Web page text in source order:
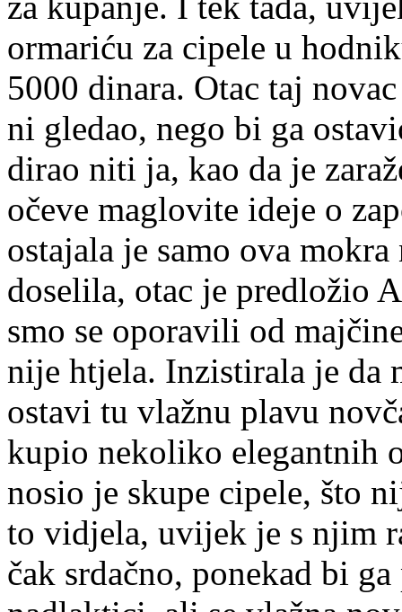
ormariću za cipele u
5000 dinara. Otac taj
ni gledao, nego bi ga
dirao niti ja, kao da je
očeve maglovite ideje o
ostajala je samo ova
doselila, otac je predložio
smo se oporavili od
nije htjela. Inzistirala je da
ostavi tu vlažnu plavu
kupio nekoliko elegantnih
nosio je skupe cipele, što
to vidjela, uvijek je s njim
čak srdačno, ponekad bi